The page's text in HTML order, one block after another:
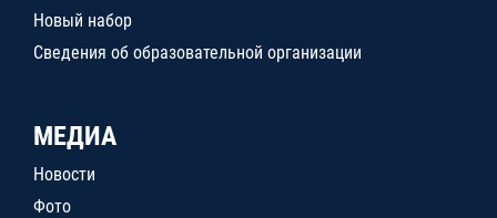
Новый набор
Сведения об образовательной организации
МЕДИА
Новости
Фото